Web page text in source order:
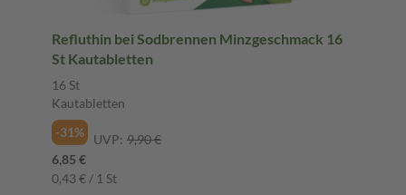
Refluthin bei Sodbrennen Minzgeschmack 16
St Kautabletten
16 St
Kautabletten
-31%
UVP: 9,90 €
6,85 €
0,43 € / 1 St